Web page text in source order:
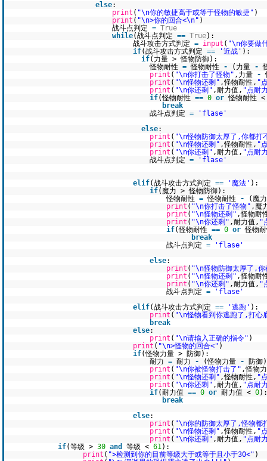
else:
print ( "\n你的敏捷高于或等于怪物的敏捷" )
print ( "\n>你的回合<\n" )
战斗点判定 = True
while(战斗点判定 == True):
战斗攻击方式判定 = input ( "\n你要做
if(战斗攻击方式判定 == '近战' ):
if(力量 > 怪物防御):
怪物耐性 = 怪物耐性 - (力量 -
print ( "\n你打击了怪物" ,力量 -
print ( "\n怪物还剩" ,怪物耐性, "
print ( "\n你还剩" ,耐力值, "点耐
if(怪物耐性 == 0 or 怪物耐性
break
战斗点判定 =
'flase'
else:
print ( "\n怪物防御太厚了,你都打
print ( "\n怪物还剩" ,怪物耐性, "
print ( "\n你还剩" ,耐力值, "点耐
战斗点判定 = 'flase'
elif(战斗攻击方式判定 == '魔法' ):
if(魔力 > 怪物防御):
怪物耐性 = 怪物耐性 -
(魔
print ( "\n你打击了怪物" ,魔
print ( "\n怪物还剩" ,怪物耐
print ( "\n你还剩" ,耐力值, "
if(怪物耐性 == 0 or 怪物
break
战斗点判定 =
'flase'
else:
print ( "\n怪物防御太厚了,你
print ( "\n怪物还剩" ,怪物耐
print ( "\n你还剩" ,耐力值, "
战斗点判定 =
'flase'
elif(战斗攻击方式判定 == '逃跑' ):
print ( "\n怪物看到你逃跑了,打心
break
else:
print ( "\n请输入正确的指令" )
print ( "\n>怪物的回合<" )
if(怪物力量 > 防御):
耐力 = 耐力 - (怪物力量 -
防御)
print ( "\n你被怪物打击了" ,怪物
print ( "\n怪物还剩" ,怪物耐性, "
print ( "\n你还剩" ,耐力值, "点耐
if(耐力值 == 0 or 耐力值 < 0):
break
else:
print ( "\n你的防御太厚了,怪物都
print ( "\n怪物还剩" ,怪物耐性, "
print ( "\n你还剩" ,耐力值, "点耐
if(等级 > 30 and 等级 < 61):
print ( ">检测到你的目前等级大于或等于且小于30<" )